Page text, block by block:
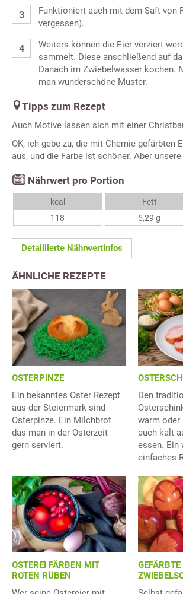
Funktioniert auch mit dem Saft von
vergessen).
Weiters können die Eier verziert
sammelt. Diese anschließend auf
Danach im Zwiebelwasser kochen.
man wunderschöne Muster.
Tipps zum Rezept
Auch Motive lassen sich mit einer
OK, ich gebe zu, die mit Chemie gefärbten
aus, und die Farbe ist schöner. Aber
Nährwert pro Portion
kcal
118
Fett
5,29 g
Detaillierte Nährwertinfos
ÄHNLICHE REZEPTE
OSTERPINZE
Ein bekanntes Oster Rezept
aus der Steiermark sind
Osterpinze. Ein Milchbrot
das man in der Osterzeit
gern serviert.
Den
warm oder
auch kalt
essen. Ein
einfaches
OSTEREI FÄRBEN MIT
ROTEN RÜBEN